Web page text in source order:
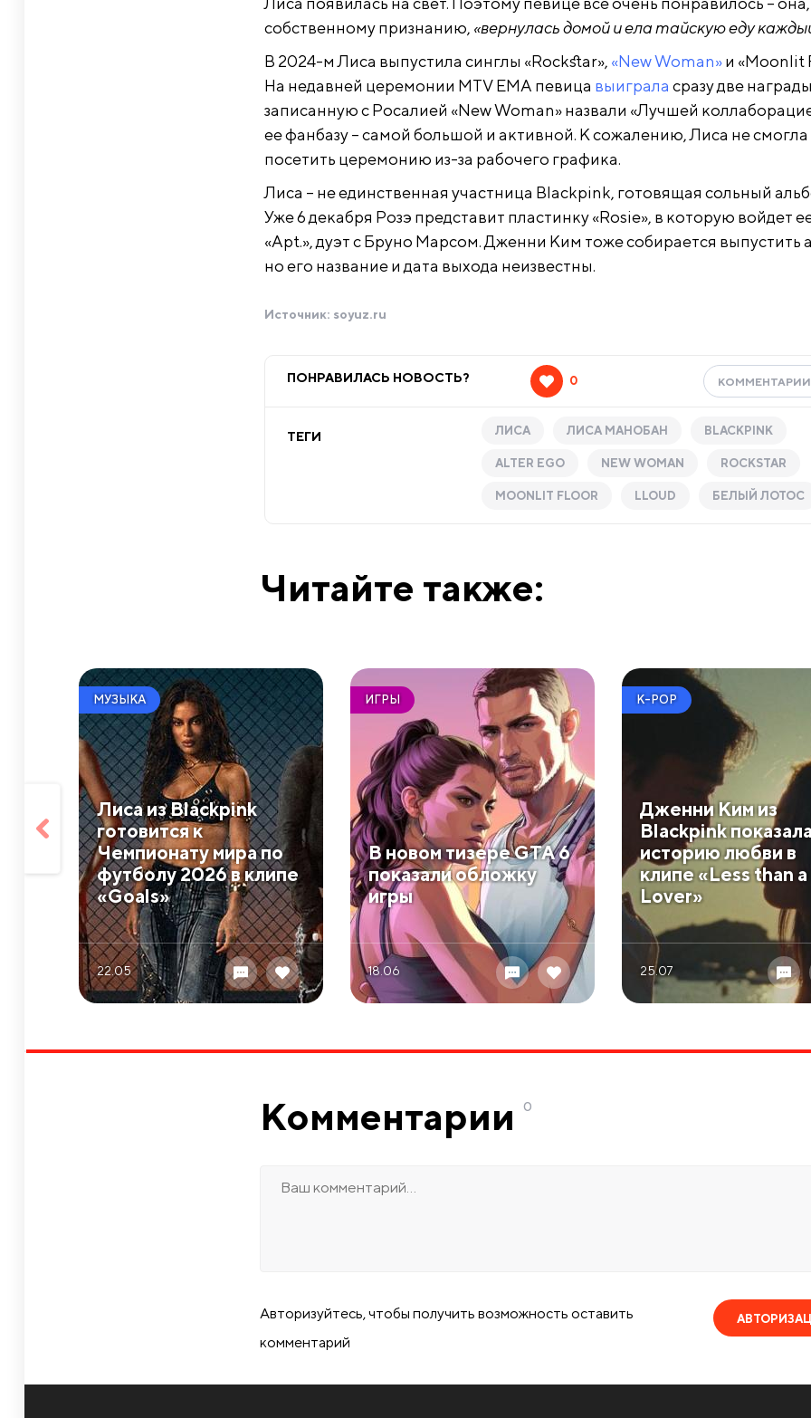
собственному признанию, «вернулась домой и ела тайскую еду
В 2024-м Лиса выпустила синглы «Rockstar», «New Woman»и «Moonlit
На недавней церемонии MTV EMA певица выиграла сразу две
записанную с Росалией «New Woman» назвали «Лучшей
ее фанбазу – самой большой и активной. К сожалению, Лиса не смогла
посетить церемонию из-за рабочего графика.
Лиса – не единственная участница Blackpink, готовящая сольный
Уже 6 декабря Розэ представит пластинку «Rosie», в которую войдет
«Apt.», дуэт с Бруно Марсом. Дженни Ким тоже собирается выпустить
но его название и дата выхода неизвестны.
Источник: soyuz.ru
ПОНРАВИЛАСЬ НОВОСТЬ? 0
ТЕГИ ЛИСА ЛИСА МАНОБАН BLACKPINK
ALTER EGO NEW WOMAN ROCKSTAR
MOONLIT FLOOR LLOUD БЕЛЫЙ ЛОТОС
Читайте также:
МУЗЫКА
Лиса из Blackpink
готовится к
Чемпионату мира по
футболу 2026 в клипе
«Goals»
22.05
ИГРЫ
В новом тизере GTA 6
показали обложку
игры
18.06
K-POP
Дженни Ким из
Blackpink
историю любви в
клипе «Less than a
Lover»
25.07
Комментарии 0
Авторизуйтесь, чтобы получить возможность оставить
комментарий